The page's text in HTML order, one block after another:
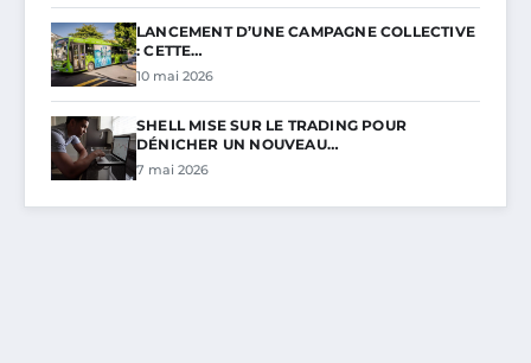
LANCEMENT D’UNE CAMPAGNE COLLECTIVE
: CETTE…
10 mai 2026
SHELL MISE SUR LE TRADING POUR
DÉNICHER UN NOUVEAU…
7 mai 2026